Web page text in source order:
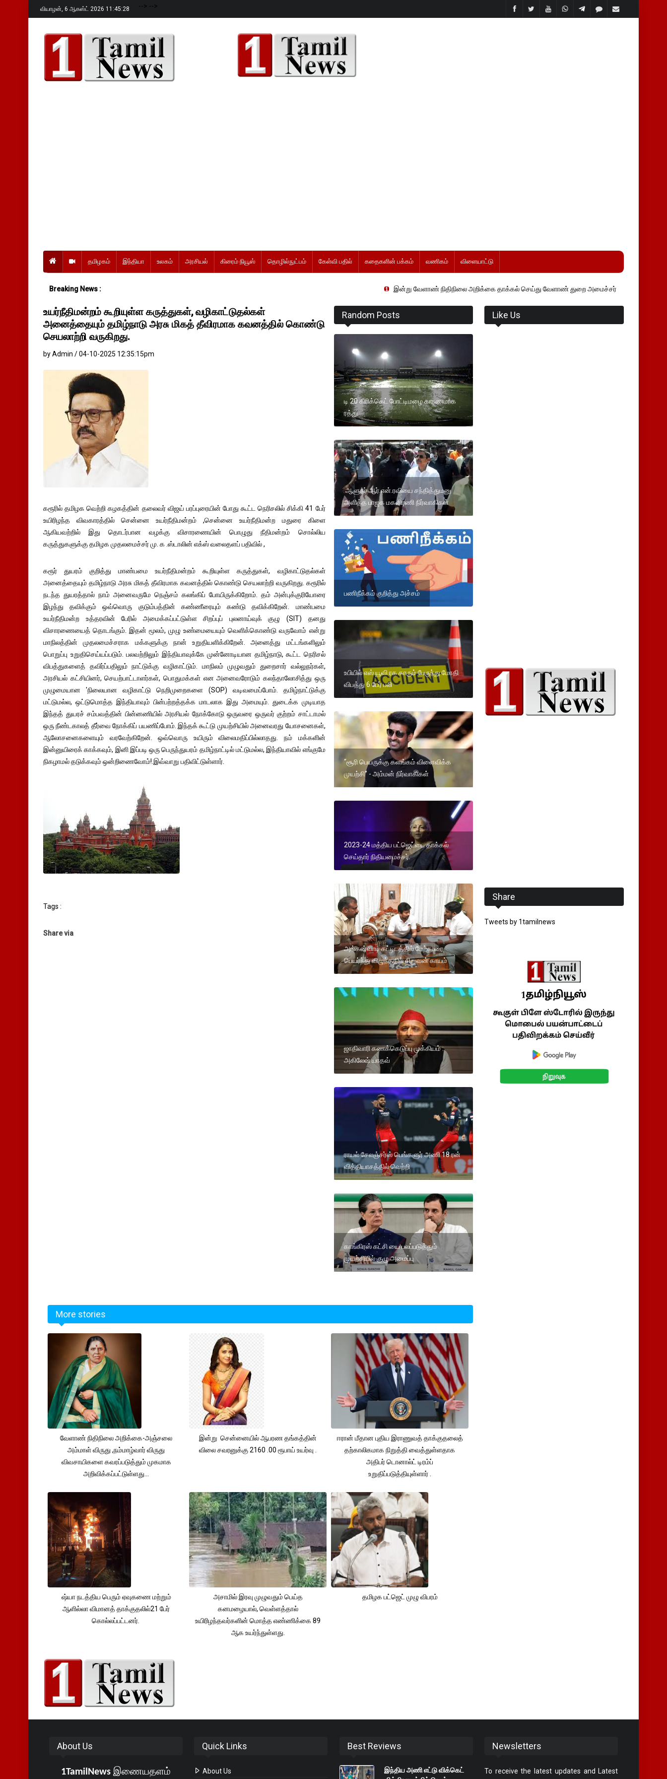
வியாழன், 6 ஆகஸ்ட் 2026 11:45:29 --> -->
தமிழகம் இந்தியா உலகம் அரசியல் கிரைம் நியூஸ் தொழில்நுட்பம் கேள்வி பதில் கதைகளின் பக்கம் வணிகம் விளையாட்டு
Breaking News : இன்று வேளாண் நிதிநிலை அறிக்கை தாக்கல் செய்து வேளாண் துறை அமைச்சர் வினோத் வாசித்து வருகிறார்.
உயர்நீதிமன்றம் கூறியுள்ள கருத்துகள், வழிகாட்டுதல்கள்
அனைத்தையும் தமிழ்நாடு அரசு மிகத் தீவிரமாக கவனத்தில் கொண்டு
செயலாற்றி வருகிறது.
by Admin / 04-10-2025 12:35:15pm
கரூரில் தமிழக வெற்றி கழகத்தின் தலைவர் விஜய் பரப்புரையின் போது கூட்ட நெரிசலில் சிக்கி 41 பேர்
உயிரிழந்த விவகாரத்தில் சென்னை உயர்நீதிமன்றம் ,சென்னை உயர்நீதிமன்ற மதுரை கிளை
ஆகியவற்றில் இது தொடர்பான வழக்கு விசாரணையின் பொழுது நீதிமன்றம் சொல்லிய
கருத்துகளுக்கு தமிழக முதலமைச்சர் மு. க .ஸ்டாலின் எக்ஸ் வலைதளப் பதிவில் ,
கரூர் துயரம் குறித்து மாண்பமை உயர்நீதிமன்றம் கூறியுள்ள கருத்துகள், வழிகாட்டுதல்கள்
அனைத்தையும் தமிழ்நாடு அரசு மிகத் தீவிரமாக கவனத்தில் கொண்டு செயலாற்றி வருகிறது. கரூரில்
நடந்த துயரத்தால் நாம் அனைவருமே நெஞ்சம் கலங்கிப் போயிருக்கிறோம். தம் அன்புக்குரியோரை
இழந்து தவிக்கும் ஒவ்வொரு குடும்பத்தின் கண்ணீரையும் கண்டு தவிக்கிறேன். மாண்பமை
உயர்நீதிமன்ற உத்தரவின் பேரில் அமைக்கப்பட்டுள்ள சிறப்புப் புலனாய்வுக் குழு (SIT) தனது
விசாரணையைத் தொடங்கும். இதன் மூலம், முழு உண்மையையும் வெளிக்கொண்டு வருவோம் என்று
மாநிலத்தின் முதலமைச்சராக மக்களுக்கு நான் உறுதியளிக்கிறேன். அனைத்து மட்டங்களிலும்
பொறுப்பு உறுதிசெய்யப்படும். பலவற்றிலும் இந்தியாவுக்கே முன்னோடியான தமிழ்நாடு, கூட்ட நெரிசல்
விபத்துகளைத் தவிர்ப்பதிலும் நாட்டுக்கு வழிகாட்டும். மாநிலம் முழுவதும் துறைசார் வல்லுநர்கள்,
அரசியல் கட்சியினர், செயற்பாட்டாளர்கள், பொதுமக்கள் என அனைவரோடும் கலந்தாலோசித்து ஒரு
முழுமையான 'நிலையான வழிகாட்டு நெறிமுறைகளை (SOP) வடிவமைப்போம். தமிழ்நாட்டுக்கு
மட்டுமல்ல, ஒட்டுமொத்த இந்தியாவும் பின்பற்றத்தக்க மாடலாக இது அமையும். துடைக்க முடியாத
இந்தத் துயரச் சம்பவத்தின் பின்னணியில் அரசியல் நோக்கோடு ஒருவரை ஒருவர் குற்றம் சாட்டாமல்
ஒரு நீண்டகாலத் தீர்வை நோக்கிப் பயணிப்போம். இந்தக் கூட்டு முயற்சியில் அனைவரது யோசனைகள்,
ஆலோசனைகளையும் வரவேற்கிறேன். ஒவ்வொரு உயிரும் விலைமதிப்பில்லாதது. நம் மக்களின்
இன்னுயிரைக் காக்கவும், இனி இப்படி ஒரு பெருந்துயரம் தமிழ்நாட்டில் மட்டுமல்ல, இந்தியாவில் எங்குமே
நிகழாமல் தடுக்கவும் ஒன்றிணைவோம்!.இவ்வாறு பதிவிட்டுள்ளார்.
Tags :
Share via
Random Posts
டி 20 கிரிக்கெட் போட்டிமழை காரணமாக
ரத்து
ஆளுநர் ஆர்.என்.ரவியை சந்தித்துமனு
அளித்த பாஜக மகளிரணி நிர்வாகிகள்
பணிநீக்கம் குறித்து அச்சம்
உபியில் எஸ் யூவி ரக காரும் பேருந்து மோதி
விபத்து 6 பேர் பலி
“சூரி பெயருக்கு களங்கம் விளைவிக்க
முயற்சி” - அம்மன் நிர்வாகிகள்
2023-24 மத்திய பட்ஜெட்டை தாக்கல்
செய்தார் நிதியமைச்சர்.
அங்கன்வாடி கட்டிடத்தில் மேற்கூரை
பெயர்ந்து விழுந்ததில் சிறுவன் காயம்
ஜாதிவாரி கணக்கெடுப்பு முக்கியம் :
அகிலேஷ் யாதவ்
ராயல் சேலஞ்சர்ஸ் பெங்களுர் அணி 18 ரன்
வித்தியாசத்தில் வெற்றி
காங்கிரஸ் கட்சி யை பலப்படுத்தும்
முயற்சியில் குழு அமைப்பு
More stories
வேளாண் நிதிநிலை அறிக்கை-அஞ்சலை
அம்மாள் விருது ,நம்மாழ்வார் விருது
விவசாயிகளை கவரப்படுத்தும் முகமாக
அறிவிக்கப்பட்டுள்ளது...
இன்று சென்னையில் ஆபரண தங்கத்தின்
விலை சவரனுக்கு 2160 .00 ரூபாய் உயர்வு .
ஈரான் மீதான புதிய இராணுவத் தாக்குதலைத்
தற்காலிகமாக நிறுத்தி வைத்துள்ளதாக
அதிபர் டொனால்ட் டிரம்ப்
உறுதிப்படுத்தியுள்ளார் .
ஷ்யா நடத்திய பெரும் ஏவுகணை மற்றும்
ஆளில்லா விமானத் தாக்குதலில்21 பேர்
கொல்லப்பட்டனர்.
அசாமில் இரவு முழுவதும் பெய்த
கனமழையால், வெள்ளத்தால்
உயிரிழந்தவர்களின் மொத்த எண்ணிக்கை 89
ஆக உயர்ந்துள்ளது.
தமிழக பட்ஜெட் முழு விபரம்
Like Us
Share
Tweets by 1tamilnews
About Us
1TamilNewsஇணையதளம்
Quick Links
About Us
Best Reviews
இந்திய அணி எட்டு விக்கெட்
Newsletters
To receive the latest updates and Latest